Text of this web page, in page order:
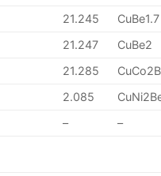
21.245
CuBe1.7
21.247
CuBe2
21.285
2.085
– –